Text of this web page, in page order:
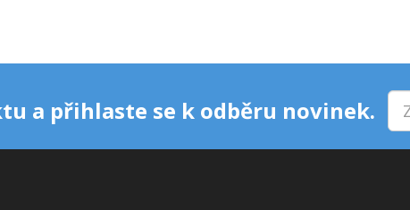
a přihlaste se k odběru novinek.